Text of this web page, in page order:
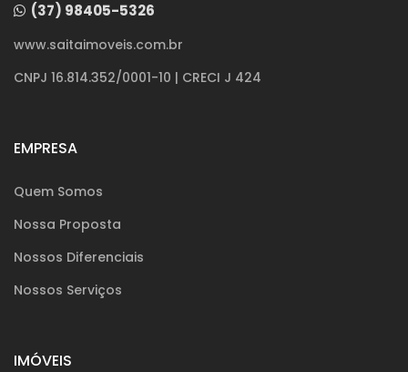
(37) 98405-5326
www.saitaimoveis.com.br
CNPJ 16.814.352/0001-10 | CRECI J 424
EMPRESA
Quem Somos
Nossa Proposta
Nossos Diferenciais
Nossos Serviços
IMÓVEIS